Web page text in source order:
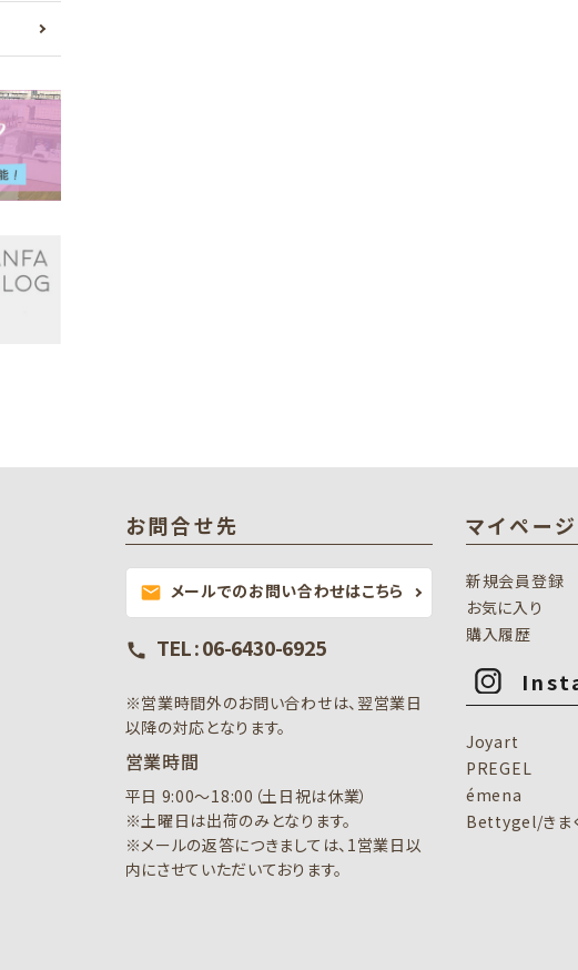
お問合せ先
mail メールでのお問い合わせはこちら
call TEL : 06-6430-6925
※営業時間外のお問い合わせは、翌営業日
以降の対応となります。
営業時間
平日 9:00～18:00（土日祝は休業）
※土曜日は出荷のみとなります。
※メールの返答につきましては、1営業日以
内にさせていただいております。
マイページ
新規会員登録
お気に入り
購入履歴
Joyart
PREGEL
émena
Bettygel/きま